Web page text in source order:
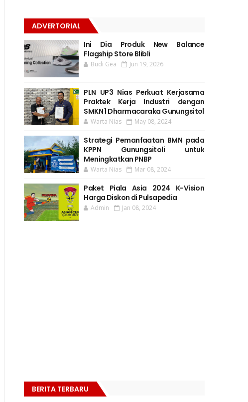
ADVERTORIAL
Ini Dia Produk New Balance
Flagship Store Blibli
Budi Gea Jun 19, 2026
PLN UP3 Nias Perkuat Kerjasama
Praktek Kerja Industri dengan
SMKN 1 Dharmacaraka Gunungsitol
Warta Nias May 08, 2024
Strategi Pemanfaatan BMN pada
KPPN Gunungsitoli untuk
Meningkatkan PNBP
Warta Nias Mar 08, 2024
Paket Piala Asia 2024 K-Vision
Harga Diskon di Pulsapedia
Admin Jan 08, 2024
BERITA TERBARU